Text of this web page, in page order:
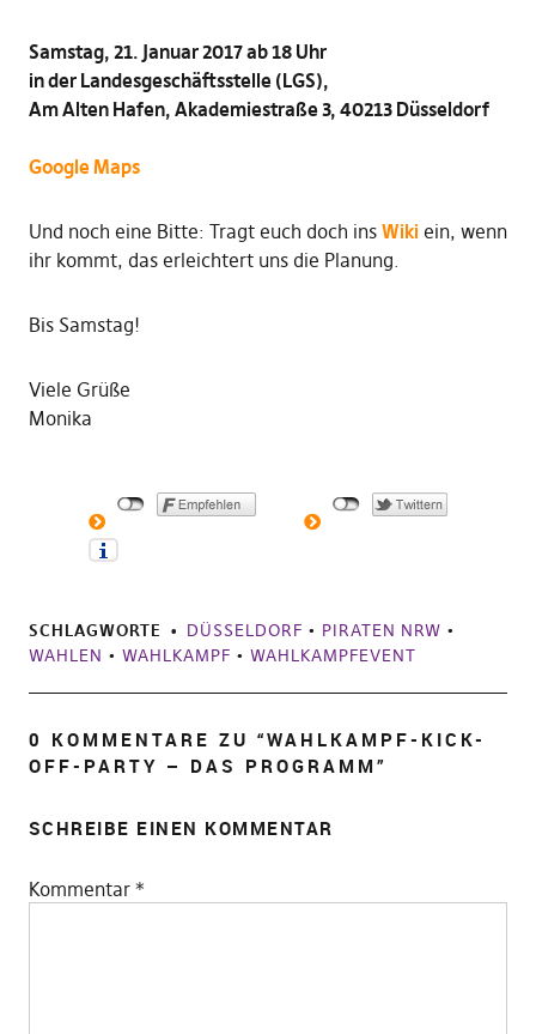
Samstag, 21. Januar 2017 ab 18 Uhr
in der Landesgeschäftsstelle (LGS),
Am Alten Hafen, Akademiestraße 3, 40213 Düsseldorf
Google Maps
Und noch eine Bitte: Tragt euch doch ins Wiki ein, wenn
ihr kommt, das erleichtert uns die Planung.
Bis Samstag!
Viele Grüße
Monika
SCHLAGWORTE DÜSSELDORF • PIRATEN NRW •
WAHLEN • WAHLKAMPF • WAHLKAMPFEVENT
0 KOMMENTARE ZU “WAHLKAMPF-KICK-
OFF-PARTY – DAS PROGRAMM ”
SCHREIBE EINEN KOMMENTAR
Kommentar *